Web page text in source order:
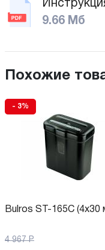
9.66 Мб
Похожие
- 3%
Bulros ST-165C (4х30
4 967 Р